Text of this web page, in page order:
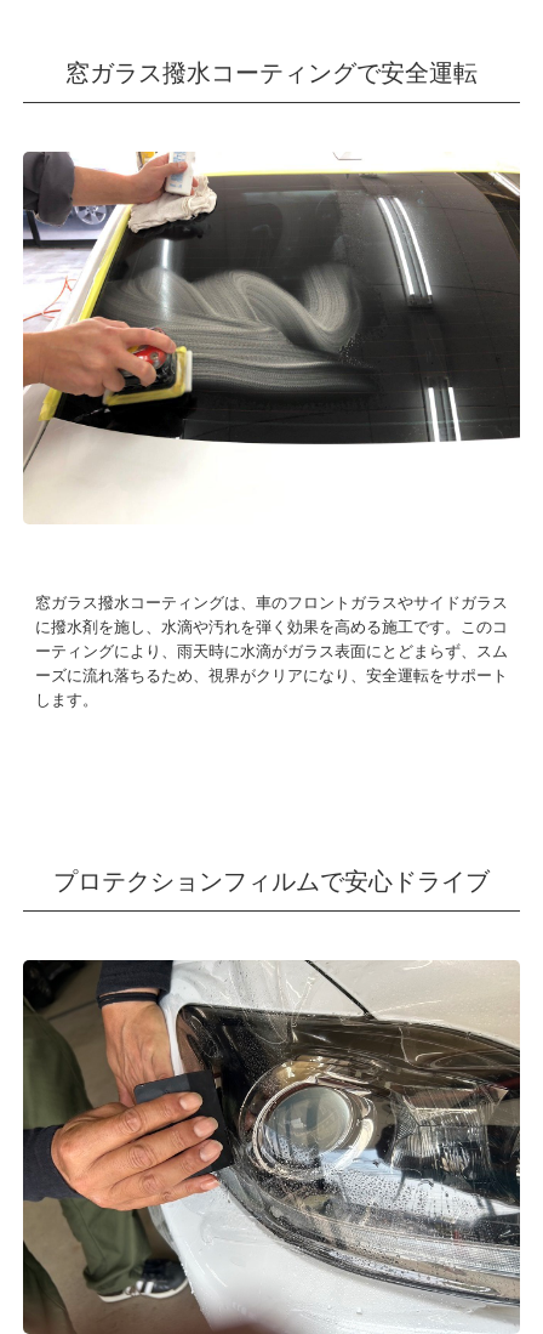
窓ガラス撥水コーティングで安全運転
窓ガラス撥水コーティングは、車のフロントガラスやサイドガラス
に撥水剤を施し、水滴や汚れを弾く効果を高める施工です。このコ
ーティングにより、雨天時に水滴がガラス表面にとどまらず、スム
ーズに流れ落ちるため、視界がクリアになり、安全運転をサポート
します。
プロテクションフィルムで安心ドライブ